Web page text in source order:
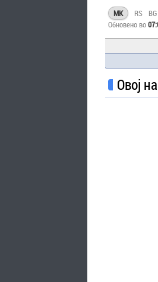
MK RS BG
Обновено во
Овој